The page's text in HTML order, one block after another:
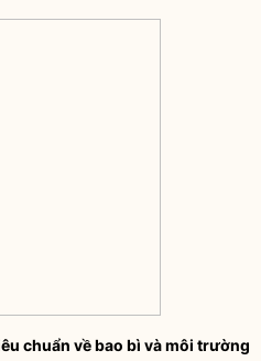
chuẩn về bao bì và môi trường